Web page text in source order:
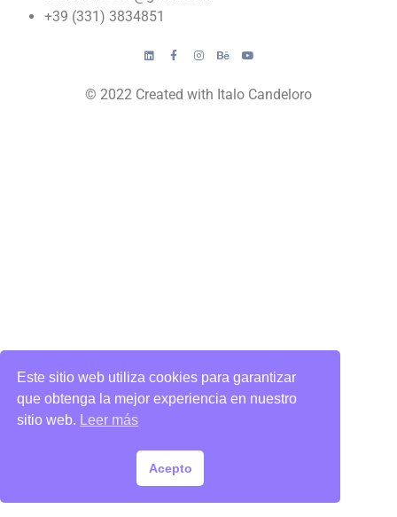
+39 (331) 3834851
© 2022 Created with Italo Candeloro
Este sitio web utiliza cookies para garantizar
que obtenga la mejor experiencia en nuestro
sitio web.
Leer más
Acepto